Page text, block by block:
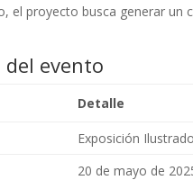
el proyecto busca generar un
del evento
Detalle
Exposición
20 de mayo de